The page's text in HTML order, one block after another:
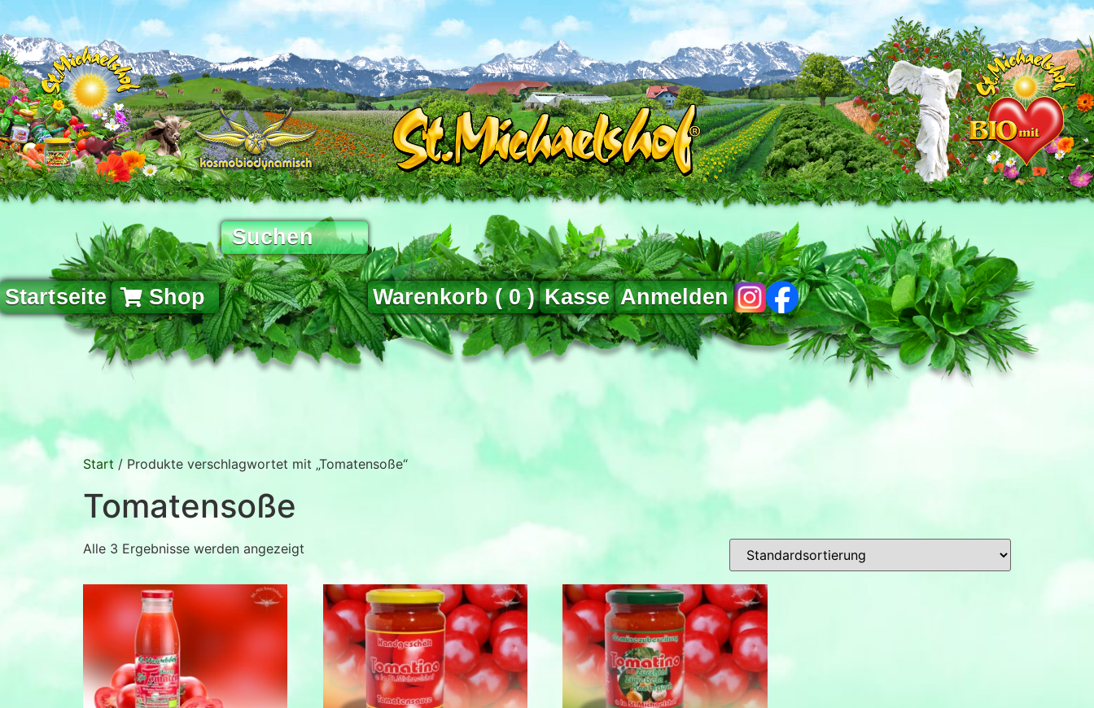
Startseite Shop Warenkorb (0) Kasse
ig fb
Anmelden
Start/ Produkte verschlagwortet mit „Tomatensoße“
Tomatensoße
Alle 3 Ergebnisse werden angezeigt